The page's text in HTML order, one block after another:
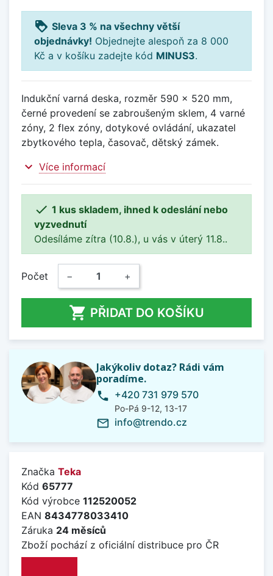
loyalty Sleva 3 % na všechny větší
objednávky! Objednejte alespoň za 8 000
Kč a v košíku zadejte kód MINUS3.
Indukční varná deska, rozměr 590 x 520 mm,
černé provedení se zabroušeným sklem, 4 varné
zóny, 2 flex zóny, dotykové ovládání, ukazatel
zbytkového tepla, časovač, dětský zámek.
expand_more Více informací
 1 kus skladem, ihned k odeslání nebo
vyzvednutí
Odesíláme zítra (10.8.), u vás v úterý 11.8..
Počet − +
 PŘIDAT DO KOŠÍKU
Jakýkoliv dotaz? Rádi vám
poradíme.
phone +420 731 979 570
Po-Pá 9-12, 13-17
mail_outline info@trendo.cz
Značka Teka
Kód 65777
Kód výrobce 112520052
EAN 8434778033410
Záruka 24 měsíců
Zboží pochází z oficiální distribuce pro ČR